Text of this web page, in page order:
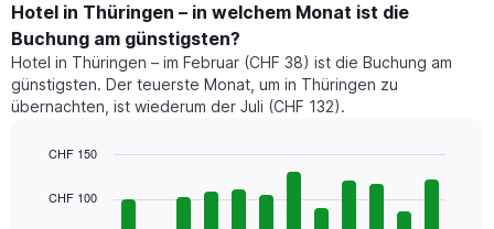
Hotel in Thüringen – in welchem Monat ist die
Buchung am günstigsten?
Hotel in Thüringen – im Februar (CHF 38) ist die Buchung am
günstigsten. Der teuerste Monat, um in Thüringen zu
übernachten, ist wiederum der Juli (CHF 132).
chart
graphic.
CHF 100
CHF 150